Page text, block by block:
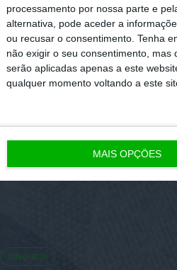
processamento por nossa parte e
alternativa, pode aceder a
ou recusar o consentimento. Tenha
não exigir o seu consentimento,
serão aplicadas apenas a este
qualquer momento voltando a este
MAIS OPÇÕES
Advocatus